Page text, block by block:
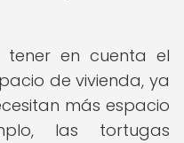
tener en cuenta el
de vivienda, ya
más espacio
las tortugas